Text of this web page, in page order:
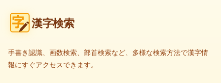
漢字検索
手書き認識、画数検索、部首検索など、多様な検索方法で漢字情
報にすぐアクセスできます。